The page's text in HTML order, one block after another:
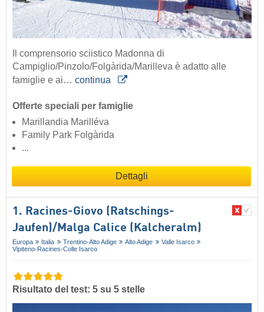
Il comprensorio sciistico Madonna di
Campiglio/Pinzolo/Folgàrida/Marilleva è adatto alle
famiglie e ai… continua
Offerte speciali per famiglie
Marillandia Marilléva
Family Park Folgàrida
...
Dettagli
1. Racines-Giovo (Ratschings-
Jaufen)/​Malga Calice (Kalcheralm)
Europa Italia Trentino-Alto Adige Alto Adige
Valle Isarco
Vipiteno-Racines-Colle Isarco
Risultato del test: 5 su 5 stelle